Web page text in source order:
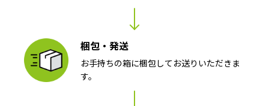
梱包・発送
お手持ちの箱に梱包してお送りいただきま
す。